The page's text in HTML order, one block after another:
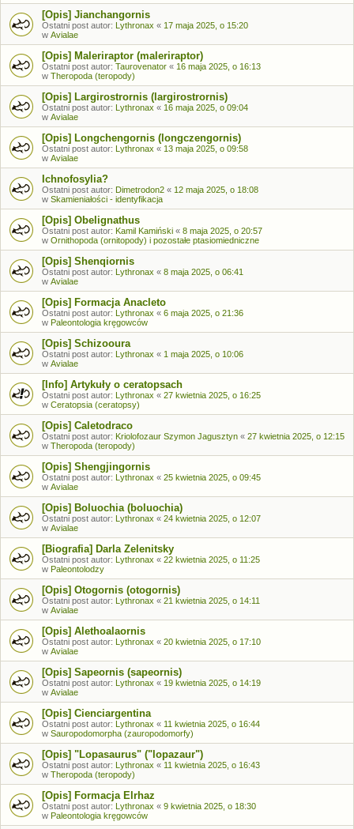
[Opis] Jianchangornis
Ostatni post autor: Lythronax « 17 maja 2025, o 15:20
w Avialae
[Opis] Maleriraptor (maleriraptor)
Ostatni post autor: Taurovenator « 16 maja 2025, o 16:13
w Theropoda (teropody)
[Opis] Largirostrornis (largirostrornis)
Ostatni post autor: Lythronax « 16 maja 2025, o 09:04
w Avialae
[Opis] Longchengornis (longczengornis)
Ostatni post autor: Lythronax « 13 maja 2025, o 09:58
w Avialae
Ichnofosylia?
Ostatni post autor: Dimetrodon2 « 12 maja 2025, o 18:08
w Skamieniałości - identyfikacja
[Opis] Obelignathus
Ostatni post autor: Kamil Kamiński « 8 maja 2025, o 20:57
w Ornithopoda (ornitopody) i pozostałe ptasiomiedniczne
[Opis] Shenqiornis
Ostatni post autor: Lythronax « 8 maja 2025, o 06:41
w Avialae
[Opis] Formacja Anacleto
Ostatni post autor: Lythronax « 6 maja 2025, o 21:36
w Paleontologia kręgowców
[Opis] Schizooura
Ostatni post autor: Lythronax « 1 maja 2025, o 10:06
w Avialae
[Info] Artykuły o ceratopsach
Ostatni post autor: Lythronax « 27 kwietnia 2025, o 16:25
w Ceratopsia (ceratopsy)
[Opis] Caletodraco
Ostatni post autor: Kriolofozaur Szymon Jagusztyn « 27 kwietnia 2025, o 12:15
w Theropoda (teropody)
[Opis] Shengjingornis
Ostatni post autor: Lythronax « 25 kwietnia 2025, o 09:45
w Avialae
[Opis] Boluochia (boluochia)
Ostatni post autor: Lythronax « 24 kwietnia 2025, o 12:07
w Avialae
[Biografia] Darla Zelenitsky
Ostatni post autor: Lythronax « 22 kwietnia 2025, o 11:25
w Paleontolodzy
[Opis] Otogornis (otogornis)
Ostatni post autor: Lythronax « 21 kwietnia 2025, o 14:11
w Avialae
[Opis] Alethoalaornis
Ostatni post autor: Lythronax « 20 kwietnia 2025, o 17:10
w Avialae
[Opis] Sapeornis (sapeornis)
Ostatni post autor: Lythronax « 19 kwietnia 2025, o 14:19
w Avialae
[Opis] Cienciargentina
Ostatni post autor: Lythronax « 11 kwietnia 2025, o 16:44
w Sauropodomorpha (zauropodomorfy)
[Opis] "Lopasaurus" ("lopazaur")
Ostatni post autor: Lythronax « 11 kwietnia 2025, o 16:43
w Theropoda (teropody)
[Opis] Formacja Elrhaz
Ostatni post autor: Lythronax « 9 kwietnia 2025, o 18:30
w Paleontologia kręgowców